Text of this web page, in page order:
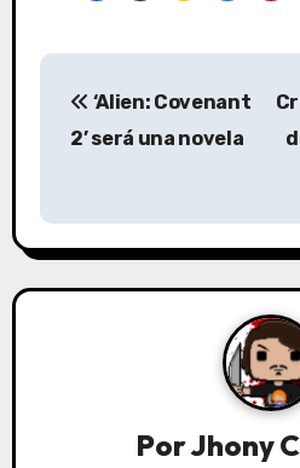
N
e
g
‘Alien: Covenant
2’ será una novela
PorJhony